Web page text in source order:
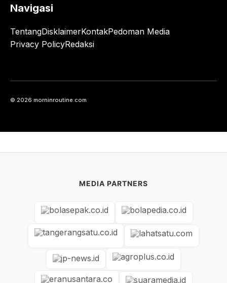
Navigasi
TentangDisklaimerKontakPedoman Media
Privacy PolicyRedaksi
© 2026 morninroutine.com
MEDIA PARTNERS